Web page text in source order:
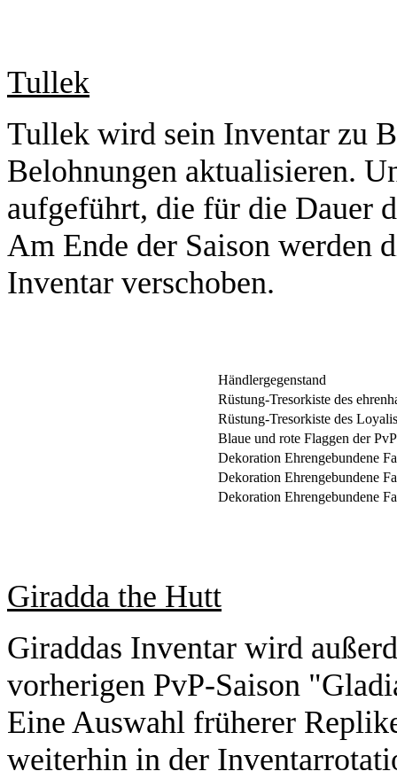
Tullek
Tullek wird sein Inventar zu
Belohnungen aktualisieren.
aufgeführt, die für die Dauer
Am Ende der Saison werden
Inventar verschoben.
Händlergegenstand
Rüstung-Tresorkiste des
Rüstung-Tresorkiste des
Blaue und rote Flaggen der
Dekoration Ehrengebundene
Dekoration Ehrengebundene
Dekoration Ehrengebundene
Giradda the Hutt
Giraddas Inventar wird
vorherigen PvP-Saison
Eine Auswahl früherer
weiterhin in der